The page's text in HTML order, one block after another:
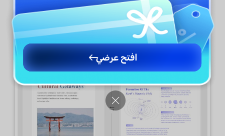
لبدء العملية.
افتح عرضي